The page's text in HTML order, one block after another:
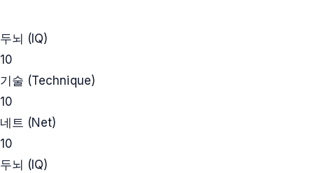
두뇌 (IQ)
10
기술 (Technique)
10
네트 (Net)
10
두뇌 (IQ)